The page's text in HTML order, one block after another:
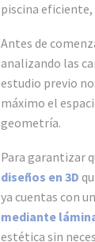
piscina eficiente,
Antes de
analizando las
estudio previo
máximo el
geometría.
Para garantizar
diseños en 3D
ya cuentas con
mediante
estética sin